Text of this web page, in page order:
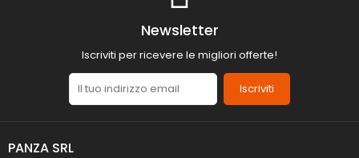
Newsletter
Iscriviti per ricevere le migliori offerte!
Iscriviti
PANZA SRL